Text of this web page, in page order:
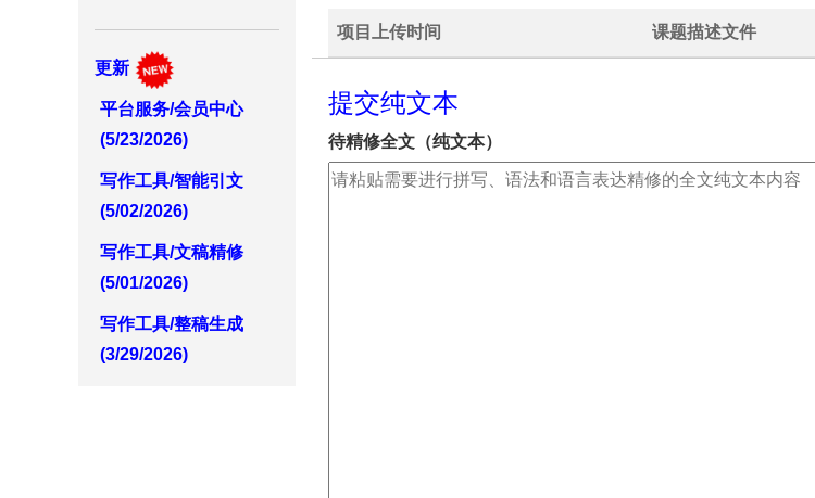
更新
平台服务/会员中心
(5/23/2026)
写作工具/智能引文
(5/02/2026)
写作工具/文稿精修
(5/01/2026)
写作工具/整稿生成
(3/29/2026)
项目上传时间 课题描述文件
提交纯文本
待精修全文（纯文本）